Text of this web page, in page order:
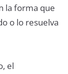
la forma que
o lo resuelva
el